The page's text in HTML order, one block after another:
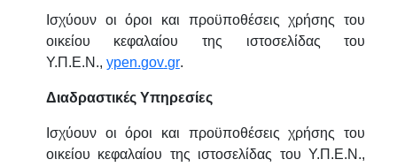
Ισχύουν οι όροι και προϋποθέσεις χρήσης του
οικείου κεφαλαίου της ιστοσελίδας του
Υ.Π.Ε.Ν., ypen.gov.gr.
Διαδραστικές Υπηρεσίες
Ισχύουν οι όροι και προϋποθέσεις χρήσης του
οικείου κεφαλαίου της ιστοσελίδας του Υ.Π.Ε.Ν.,